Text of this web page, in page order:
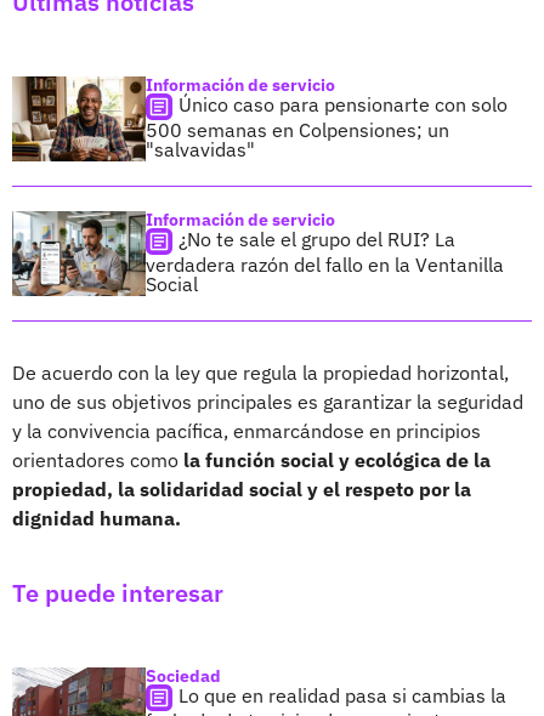
Información de servicio
Único caso para pensionarte con solo
500 semanas en Colpensiones; un
"salvavidas"
Información de servicio
¿No te sale el grupo del RUI? La
verdadera razón del fallo en la Ventanilla
Social
De acuerdo con la ley que regula la propiedad horizontal,
uno de sus objetivos principales es garantizar la seguridad
y la convivencia pacífica, enmarcándose en principios
orientadores como la función social y ecológica de la
propiedad, la solidaridad social y el respeto por la
dignidad humana.
Te puede interesar
Sociedad
Lo que en realidad pasa si cambias la